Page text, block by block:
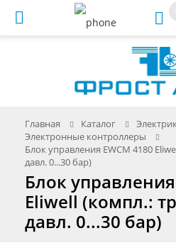
Главная Каталог
Электронные контроллеры
Блок управления EWCM 4180
давл. 0...30 бар)
Блок управления
Eliwell (компл.:
давл. 0...30 бар)